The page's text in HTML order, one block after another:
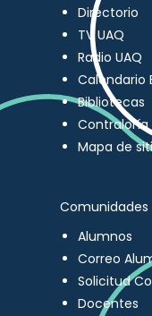
Directorio
TV UAQ
Radio UAQ
Calendario
Bibliotecas
Contraloría
Mapa de
Comunidades
Alumnos
Correo
Solicitud
Docentes